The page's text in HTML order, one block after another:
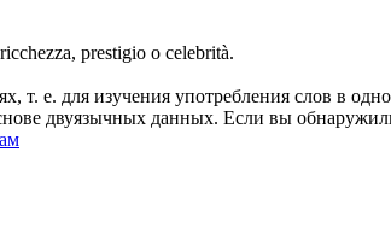
prestigio o celebrità.
т. е. для изучения употребления слов в
двуязычных данных. Если вы